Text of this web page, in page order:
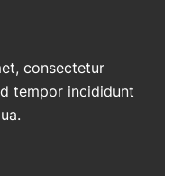
consectetur
tempor incididunt